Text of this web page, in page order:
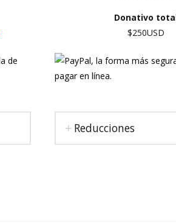
Donativo
$250USD
Reducciones